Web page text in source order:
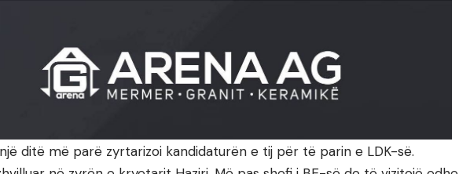
ditë më parë zyrtarizoi kandidaturën e tij për të parin e LDK-së.